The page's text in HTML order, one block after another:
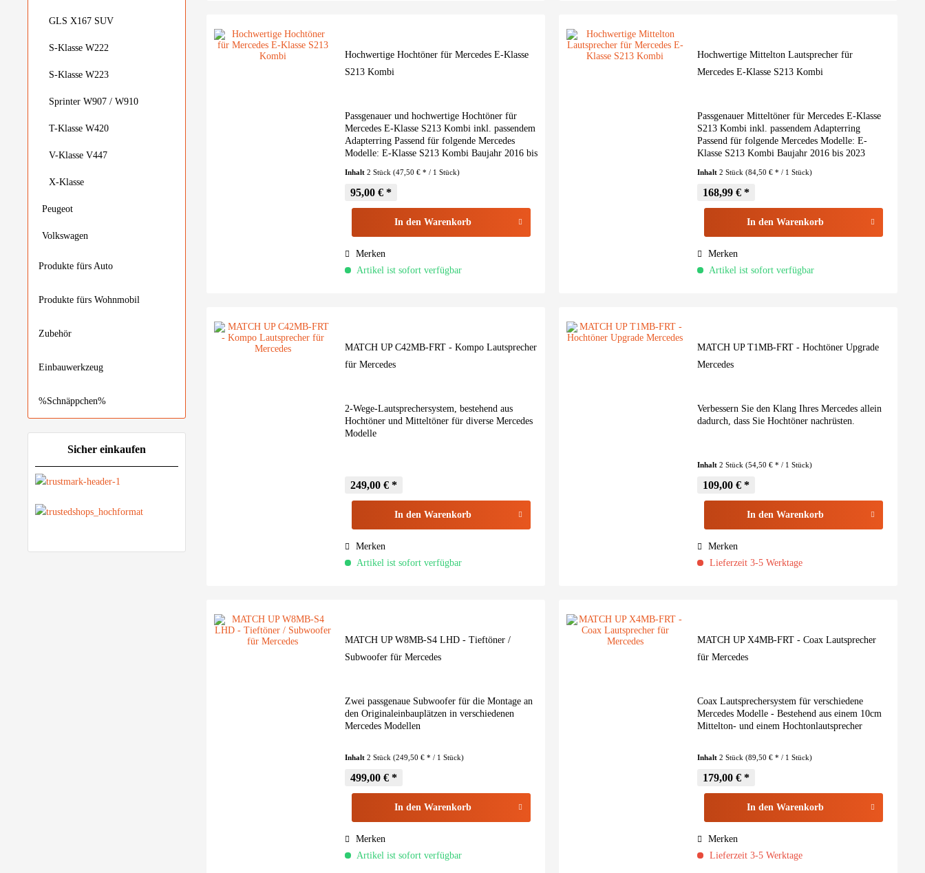
GLS X167 SUV
S-Klasse W222
S-Klasse W223
Sprinter W907 / W910
T-Klasse W420
V-Klasse V447
X-Klasse
Peugeot
Volkswagen
Produkte fürs Auto
Produkte fürs Wohnmobil
Zubehör
Einbauwerkzeug
%Schnäppchen%
Sicher einkaufen
Hochwertige Hochtöner für Mercedes E-Klasse
S213 Kombi
Passgenauer und hochwertige Hochtöner für
Mercedes E-Klasse S213 Kombi inkl. passendem
Adapterring Passend für folgende Mercedes
Modelle: E-Klasse S213 Kombi Baujahr 2016 bis
Hochtöneraufnahme...
Inhalt 2 Stück (47,50 € * / 1 Stück)
95,00 € *
In den Warenkorb
Merken
Artikel ist sofort verfügbar
Hochwertige Mittelton Lautsprecher für
Mercedes E-Klasse S213 Kombi
Passgenauer Mitteltöner für Mercedes E-Klasse
S213 Kombi inkl. passendem Adapterring
Passend für folgende Mercedes Modelle: E-
Klasse S213 Kombi Baujahr 2016 bis 2023
COMPOSE i3 Serie ist ein...
Inhalt 2 Stück (84,50 € * / 1 Stück)
168,99 € *
In den Warenkorb
Merken
Artikel ist sofort verfügbar
MATCH UP C42MB-FRT - Kompo Lautsprecher
für Mercedes
2-Wege-Lautsprechersystem, bestehend aus
Hochtöner und Mitteltöner für diverse Mercedes
Modelle
249,00 € *
In den Warenkorb
Merken
Artikel ist sofort verfügbar
MATCH UP T1MB-FRT - Hochtöner Upgrade
Mercedes
Verbessern Sie den Klang Ihres Mercedes allein
dadurch, dass Sie Hochtöner nachrüsten.
Inhalt 2 Stück (54,50 € * / 1 Stück)
109,00 € *
In den Warenkorb
Merken
Lieferzeit 3-5 Werktage
MATCH UP W8MB-S4 LHD - Tieftöner /
Subwoofer für Mercedes
Zwei passgenaue Subwoofer für die Montage an
den Originaleinbauplätzen in verschiedenen
Mercedes Modellen
Inhalt 2 Stück (249,50 € * / 1 Stück)
499,00 € *
In den Warenkorb
Merken
Artikel ist sofort verfügbar
MATCH UP X4MB-FRT - Coax Lautsprecher
für Mercedes
Coax Lautsprechersystem für verschiedene
Mercedes Modelle - Bestehend aus einem 10cm
Mittelton- und einem Hochtonlautsprecher
Inhalt 2 Stück (89,50 € * / 1 Stück)
179,00 € *
In den Warenkorb
Merken
Lieferzeit 3-5 Werktage